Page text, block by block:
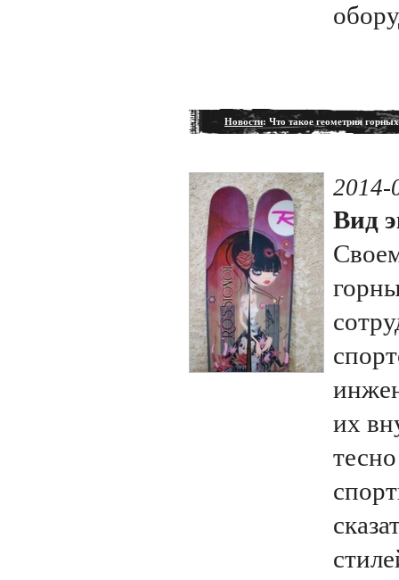
Новости: Что такое геометрия
2014-
Вид
их